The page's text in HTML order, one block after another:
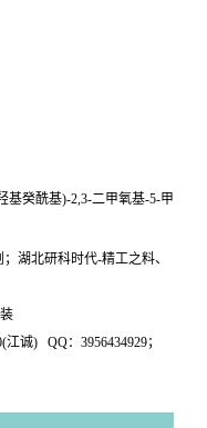
基癸酰基)-2,3-二甲氧基-5-甲
湖北研科时代-精工之料、
装
诚) QQ：3956434929；